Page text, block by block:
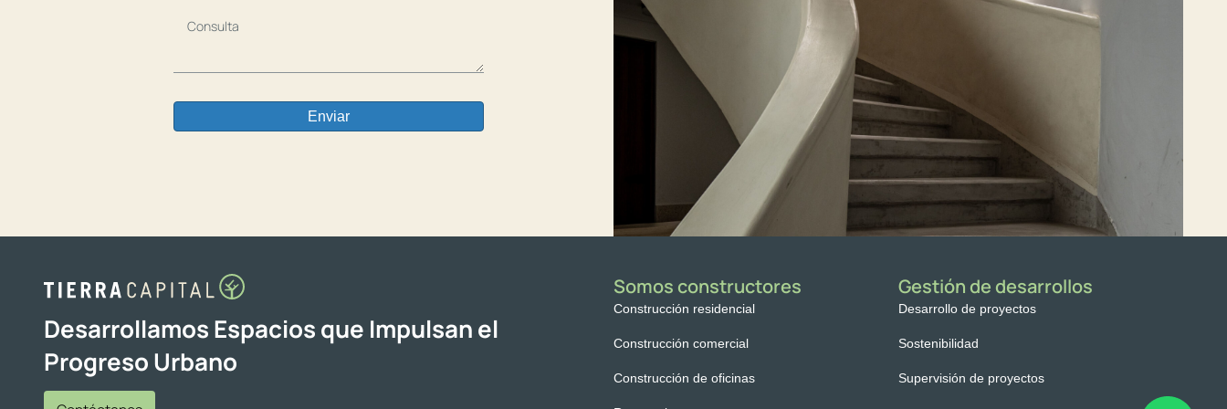
Desarrollamos Espacios que Impulsan el
Progreso Urbano
Somos constructores
Construcción residencial
Construcción comercial
Construcción de oficinas
Gestión de desarrollos
Desarrollo de proyectos
Sostenibilidad
Supervisión de proyectos